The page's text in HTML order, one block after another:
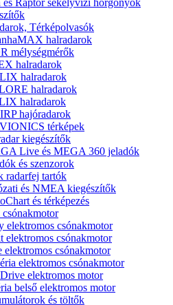
Térképolvasók
halradarok
mélységmérők
halradarok
halradarok
halradarok
halradarok
hajóradarok
térképek
kiegészítők
Live és MEGA 360 jeladók
és szenzorok
radarfej tartók
és NMEA kiegészítők
és térképezés
elektromos csónakmotor
elektromos csónakmotor
elektromos csónakmotor
elektromos csónakmotor
elektromos motor
belső elektromos motor
és töltők